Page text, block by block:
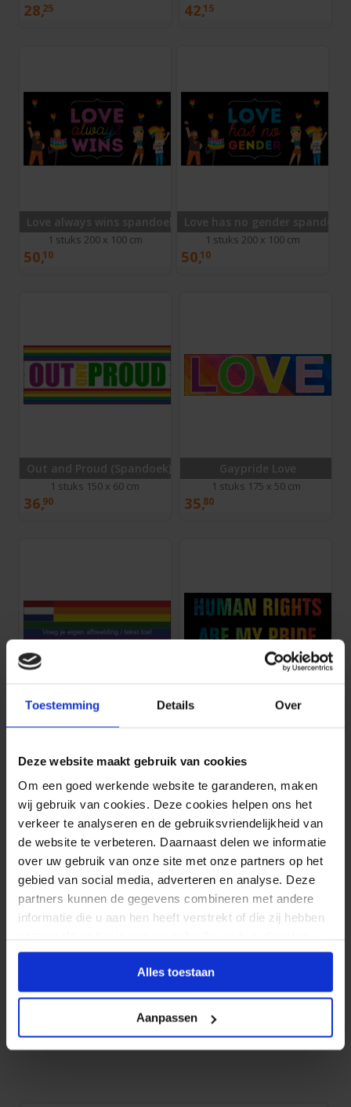
Toestemming Details Over
Deze website maakt gebruik van cookies
Om een goed werkende website te garanderen, maken
wij gebruik van cookies. Deze cookies helpen ons het
verkeer te analyseren en de gebruiksvriendelijkheid van
de website te verbeteren. Daarnaast delen we informatie
over uw gebruik van onze site met onze partners op het
gebied van social media, adverteren en analyse. Deze
partners kunnen de gegevens combineren met andere
informatie die u aan hen heeft verstrekt of die zij hebben
Alles toestaan
Aanpassen
28,25 42,15
Love always wins spandoek
1 stuks 200 x 100 cm
50,10
Love has no gender spandoek
1 stuks 200 x 100 cm
50,10
Out and Proud (Spandoek)
1 stuks 150 x 60 cm
36,90
Gaypride Love
1 stuks 175 x 50 cm
35,80
Gaypride Nederland
1 stuks 175 x 50 cm
Human rights are my pride
1 stuks 200 x 60 cm
41,70
1 stuks 175 x 60 cm
36,35